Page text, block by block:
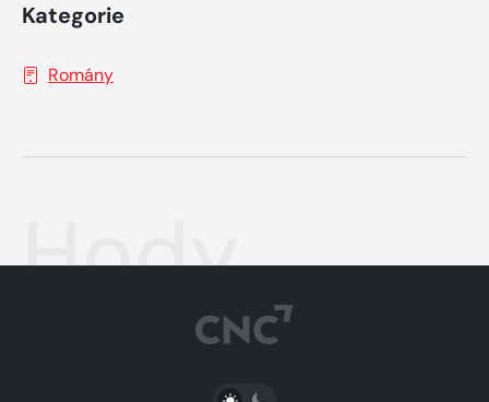
Kategorie
Romány
Hody
PŘEPNOUT SVĚTLÝ/TMAVÝ REŽIM